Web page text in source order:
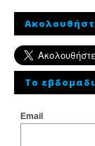
To
Email